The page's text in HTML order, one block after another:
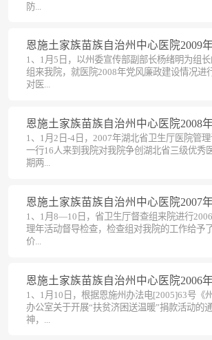
防...
恩施土家族苗族自治州中心医院2009
1、1月5日，以州委宣传部副部长杨绪明为组
组来我院，就医院2008年党风廉政建设情况进
对医...
恩施土家族苗族自治州中心医院2008
1、1月2日-4日，2007年湖北省卫生厅医院管
一行16人来到我院对我院争创湖北省三级优秀
期两...
恩施土家族苗族自治州中心医院2007
1、1月8—10日，省卫生厅督查组来院进行
理年活动督导检查，检查组对我院的工作给予
价...
恩施土家族苗族自治州中心医院2006
1、1月10日，根据恩施州办法电[2005]63号《
办公室关于开展“扶贫济困送温暖”捐款活动的
神，...